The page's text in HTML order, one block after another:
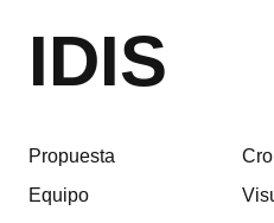
IDIS
Propuesta
Equipo